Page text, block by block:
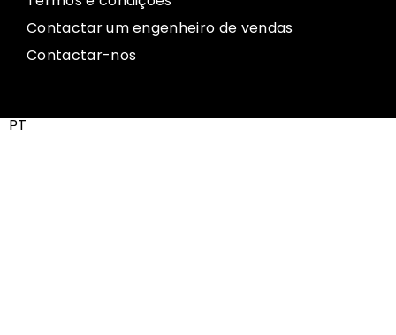
Contactar um engenheiro de vendas
Contactar-nos
PT